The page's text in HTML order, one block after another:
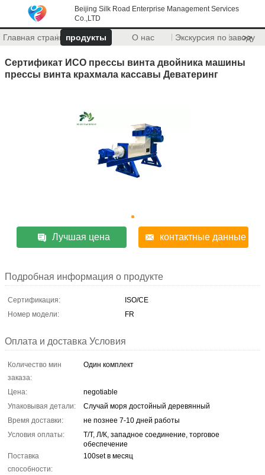
Beijing Silk Road Enterprise Management Services
Co.,LTD
Главная страницапродукты О нас Экскурсия по заводу
>>
Сертификат ИСО прессы винта двойника машины
прессы винта крахмала кассавы Деватеринг
Лучшая цена контактные данные
Подробная информация о продукте
Сертификация:
ISO/CE
Номер модели:
FR
Оплата и доставка Условия
Количество мин
заказа:
Один комплект
Цена:
negotiable
Упаковывая детали:
Случай моря достойный деревянный
Время доставки:
не познее 7-10 дней работы
Условия оплаты:
Т/Т, Л/К, западное соединение, торговое
обеспечение
Поставка
способности:
100set в месяц